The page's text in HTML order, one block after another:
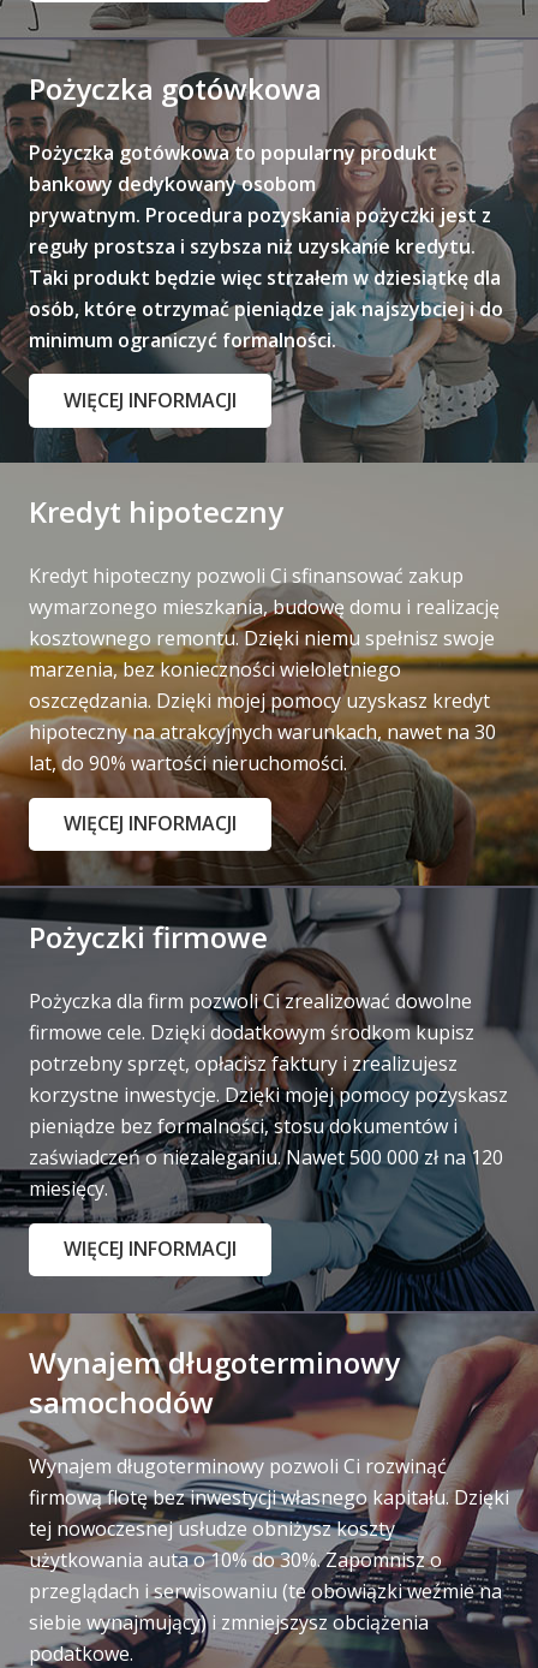
Pożyczka gotówkowa
Pożyczka gotówkowa to popularny produkt
bankowy dedykowany osobom
prywatnym. Procedura pozyskania pożyczki jest z
reguły prostsza i szybsza niż uzyskanie kredytu.
Taki produkt będzie więc strzałem w dziesiątkę dla
osób, które otrzymać pieniądze jak najszybciej i do
minimum ograniczyć formalności.
WIĘCEJ INFORMACJI
Kredyt hipoteczny
Kredyt hipoteczny pozwoli Ci sfinansować zakup
wymarzonego mieszkania, budowę domu i realizację
kosztownego remontu. Dzięki niemu spełnisz swoje
marzenia, bez konieczności wieloletniego
oszczędzania. Dzięki mojej pomocy uzyskasz kredyt
hipoteczny na atrakcyjnych warunkach, nawet na 30
lat, do 90% wartości nieruchomości.
WIĘCEJ INFORMACJI
Pożyczki firmowe
Pożyczka dla firm pozwoli Ci zrealizować dowolne
firmowe cele. Dzięki dodatkowym środkom kupisz
potrzebny sprzęt, opłacisz faktury i zrealizujesz
korzystne inwestycje. Dzięki mojej pomocy pozyskasz
pieniądze bez formalności, stosu dokumentów i
zaświadczeń o niezaleganiu. Nawet 500 000 zł na 120
miesięcy.
WIĘCEJ INFORMACJI
Wynajem długoterminowy
samochodów
Wynajem długoterminowy pozwoli Ci rozwinąć
firmową flotę bez inwestycji własnego kapitału. Dzięki
tej nowoczesnej usłudze obniżysz koszty
użytkowania auta o 10% do 30%. Zapomnisz o
przeglądach i serwisowaniu (te obowiązki weźmie na
siebie wynajmujący) i zmniejszysz obciążenia
podatkowe.